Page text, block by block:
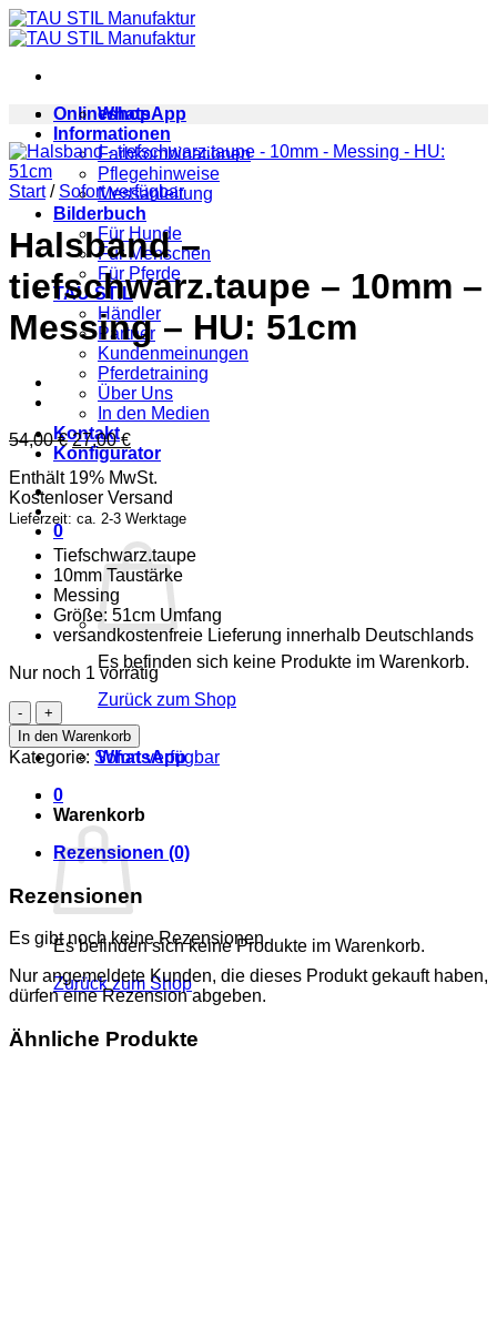
Zum
Inhalt
Onlineshop
Informationen
Farbkombinationen
Pflegehinweise
Messanleitung
Bilderbuch
Für Hunde
Für Menschen
Für Pferde
TAU STIL
Händler
Partner
Kundenmeinungen
Pferdetraining
Über Uns
In den Medien
Kontakt
Konfigurator
0
Es befinden sich keine Produkte im Warenkorb.
Zurück zum Shop
WhatsApp
0
Warenkorb
Es befinden sich keine Produkte im Warenkorb.
Zurück zum Shop
WhatsApp
Start / Sofort verfügbar
Halsband –
tiefschwarz.taupe – 10mm –
Messing – HU: 51cm
54,00€Ursprünglicher
Preis
war:
54,00 €
27,00€Aktueller
Preis
ist:
27,00 €.
Enthält 19% MwSt.
Kostenloser Versand
Lieferzeit: ca. 2-3 Werktage
Tiefschwarz.taupe
10mm Taustärke
Messing
Größe: 51cm Umfang
versandkostenfreie Lieferung innerhalb Deutschlands
Nur noch 1 vorrätig
Halsband
-
tiefschwarz.taupe
-
10mm
-
Messing
-
HU:
51cm
Menge
In den Warenkorb
Kategorie: Sofort verfügbar
Rezensionen (0)
Rezensionen
Es gibt noch keine Rezensionen.
Nur angemeldete Kunden, die dieses Produkt gekauft haben,
dürfen eine Rezension abgeben.
Ähnliche Produkte